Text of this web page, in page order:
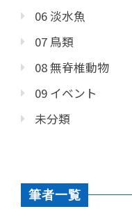
06 淡水魚
07 鳥類
08 無脊椎動物
09 イベント
未分類
筆者一覧